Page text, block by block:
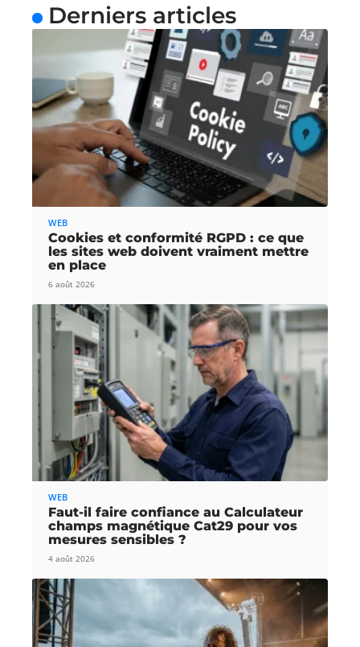
Derniers articles
WEB
Cookies et conformité RGPD : ce que
les sites web doivent vraiment mettre
en place
6 août 2026
WEB
Faut-il faire confiance au Calculateur
champs magnétique Cat29 pour vos
mesures sensibles ?
4 août 2026